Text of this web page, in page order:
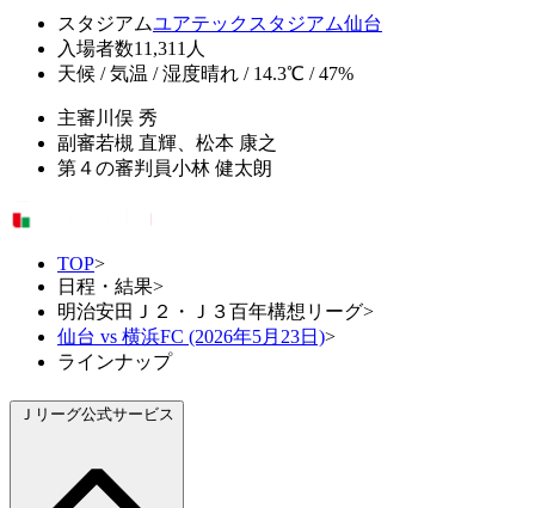
スタジアムユアテックスタジアム仙台
入場者数11,311人
天候 / 気温 / 湿度晴れ / 14.3℃ / 47%
主審 川俣 秀
副審若槻 直輝、松本 康之
第４の審判員小林 健太朗
TOP>
日程・結果>
明治安田Ｊ２・Ｊ３百年構想リーグ>
仙台 vs 横浜FC (2026年5月23日)>
ラインナップ
Ｊリーグ公式サービス